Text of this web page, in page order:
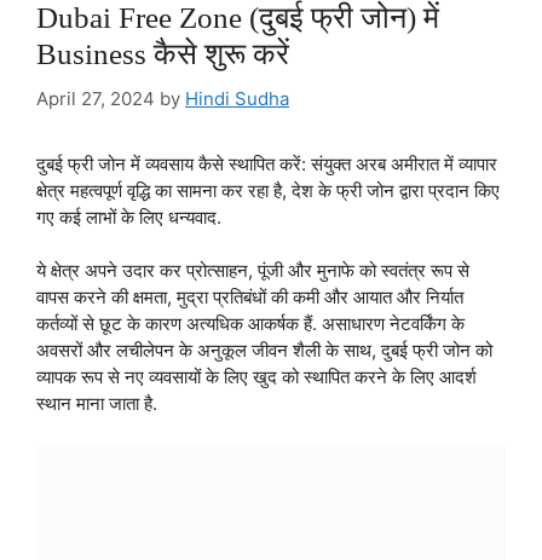
Dubai Free Zone (दुबई फ्री जोन) में
Business कैसे शुरू करें
April 27, 2024 by Hindi Sudha
दुबई फ्री जोन में व्यवसाय कैसे स्थापित करें: संयुक्त अरब अमीरात में व्यापार
क्षेत्र महत्वपूर्ण वृद्धि का सामना कर रहा है, देश के फ्री जोन द्वारा प्रदान किए
गए कई लाभों के लिए धन्यवाद.
ये क्षेत्र अपने उदार कर प्रोत्साहन, पूंजी और मुनाफे को स्वतंत्र रूप से
वापस करने की क्षमता, मुद्रा प्रतिबंधों की कमी और आयात और निर्यात
कर्तव्यों से छूट के कारण अत्यधिक आकर्षक हैं. असाधारण नेटवर्किंग के
अवसरों और लचीलेपन के अनुकूल जीवन शैली के साथ, दुबई फ्री जोन को
व्यापक रूप से नए व्यवसायों के लिए खुद को स्थापित करने के लिए आदर्श
स्थान माना जाता है.